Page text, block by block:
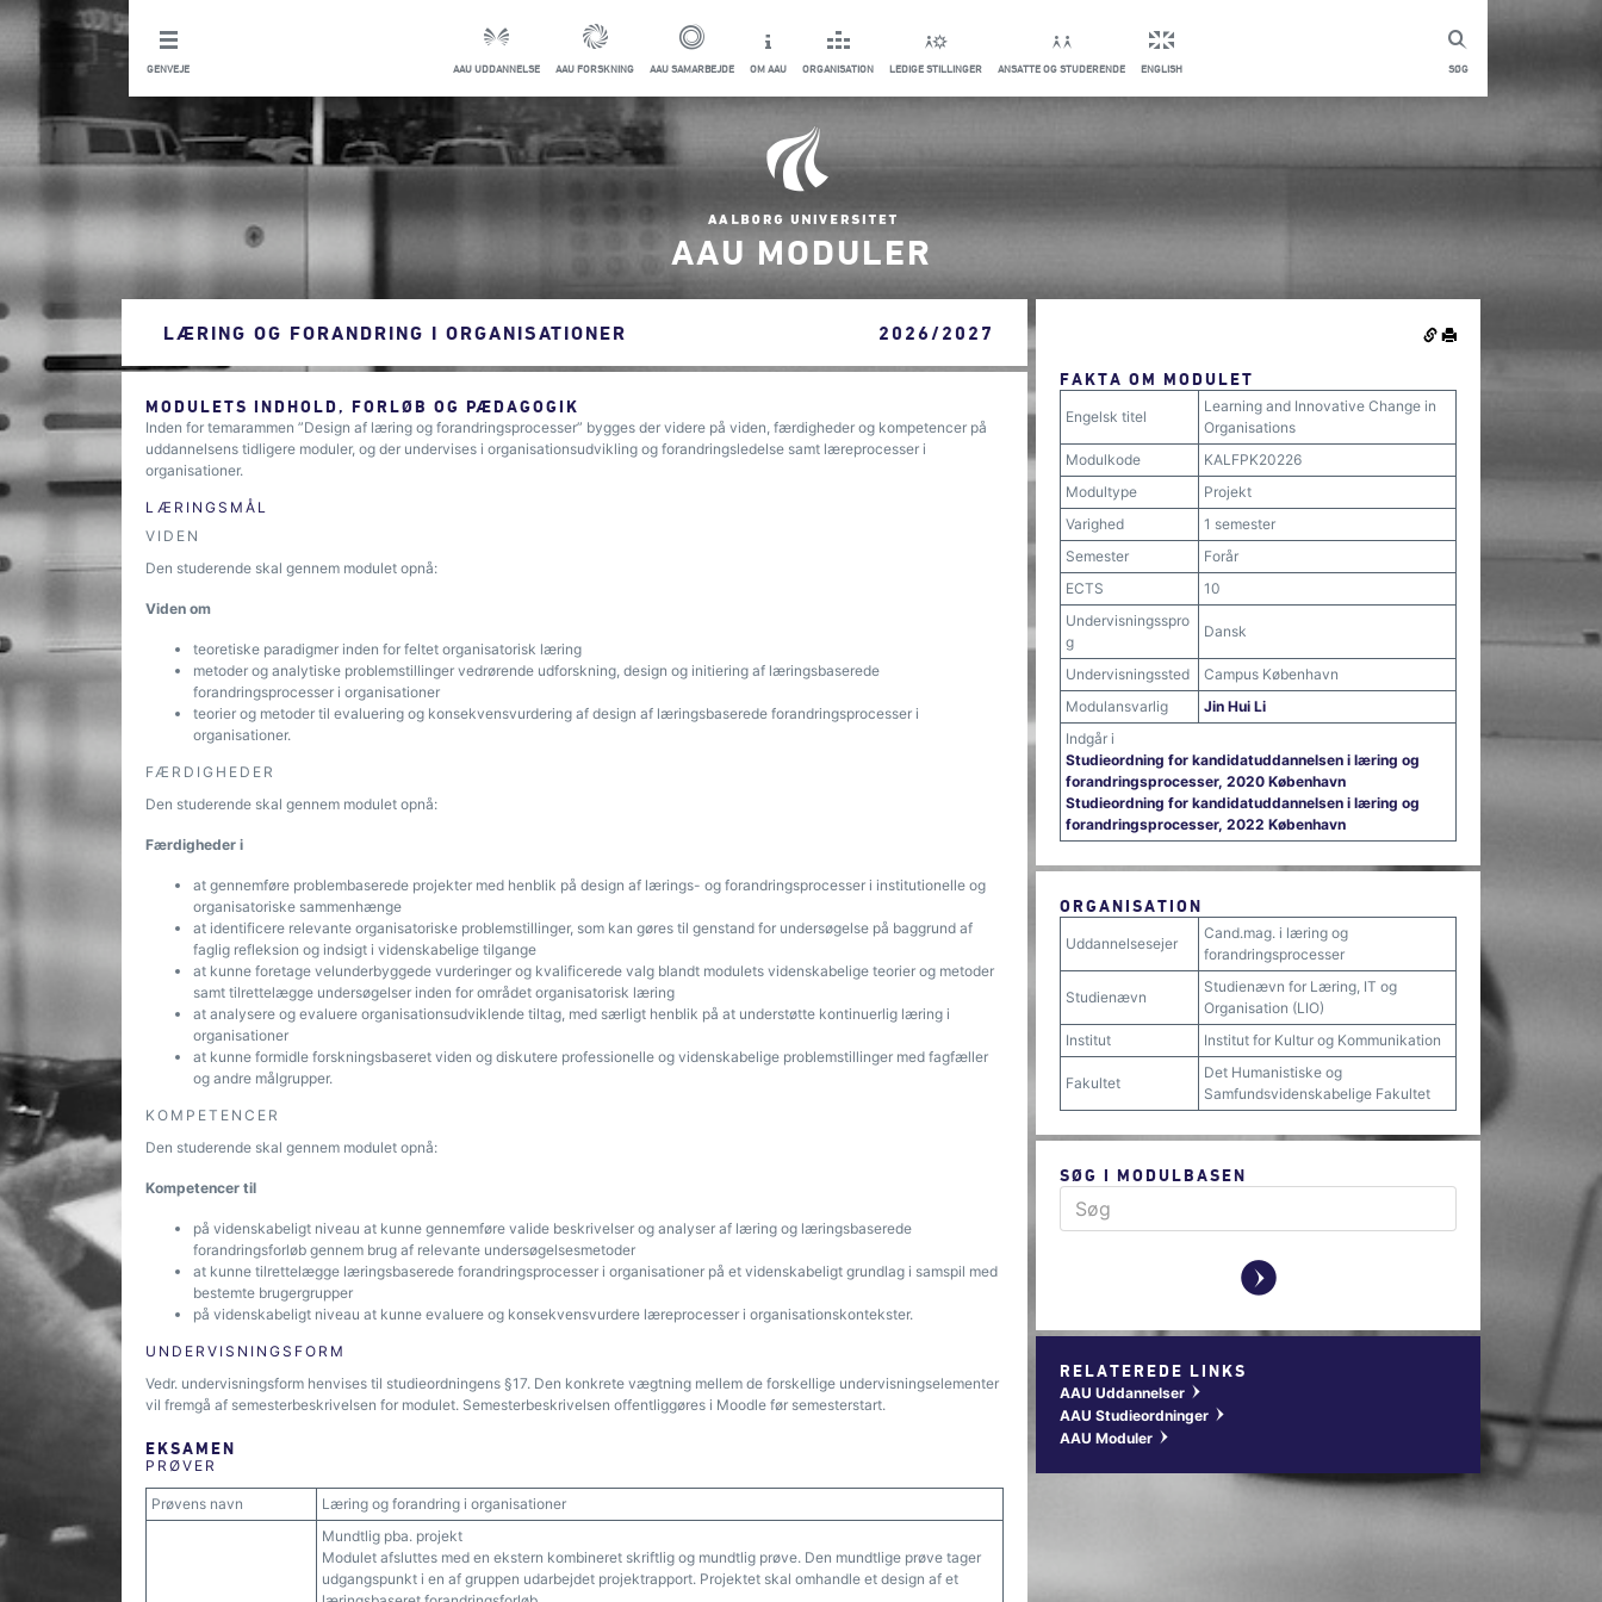
SØG
GENVEJE AAU UDDANNELSE AAU FORSKNING AAU SAMARBEJDE OM AAU ORGANISATION LEDIGE STILLINGER ANSATTE OG STUDERENDE ENGLISH
AAU MODULER
LÆRING OG FORANDRING I ORGANISATIONER 2026/2027
MODULETS INDHOLD, FORLØB OG PÆDAGOGIK
Inden for temarammen ”Design af læring og forandringsprocesser” bygges der videre på viden, færdigheder og kompetencer på
uddannelsens tidligere moduler, og der undervises i organisationsudvikling og forandringsledelse samt læreprocesser i
organisationer.
LÆRINGSMÅL
VIDEN
Den studerende skal gennem modulet opnå:
Viden om
teoretiske paradigmer inden for feltet organisatorisk læring
metoder og analytiske problemstillinger vedrørende udforskning, design og initiering af læringsbaserede
forandringsprocesser i organisationer
teorier og metoder til evaluering og konsekvensvurdering af design af læringsbaserede forandringsprocesser i
organisationer.
FÆRDIGHEDER
Den studerende skal gennem modulet opnå:
Færdigheder i
at gennemføre problembaserede projekter med henblik på design af lærings- og forandringsprocesser i institutionelle og
organisatoriske sammenhænge
at identificere relevante organisatoriske problemstillinger, som kan gøres til genstand for undersøgelse på baggrund af
faglig refleksion og indsigt i videnskabelige tilgange
at kunne foretage velunderbyggede vurderinger og kvalificerede valg blandt modulets videnskabelige teorier og metoder
samt tilrettelægge undersøgelser inden for området organisatorisk læring
at analysere og evaluere organisationsudviklende tiltag, med særligt henblik på at understøtte kontinuerlig læring i
organisationer
at kunne formidle forskningsbaseret viden og diskutere professionelle og videnskabelige problemstillinger med fagfæller
og andre målgrupper.
KOMPETENCER
Den studerende skal gennem modulet opnå:
Kompetencer til
på videnskabeligt niveau at kunne gennemføre valide beskrivelser og analyser af læring og læringsbaserede
forandringsforløb gennem brug af relevante undersøgelsesmetoder
at kunne tilrettelægge læringsbaserede forandringsprocesser i organisationer på et videnskabeligt grundlag i samspil med
bestemte brugergrupper
på videnskabeligt niveau at kunne evaluere og konsekvensvurdere læreprocesser i organisationskontekster.
UNDERVISNINGSFORM
Vedr. undervisningsform henvises til studieordningens §17. Den konkrete vægtning mellem de forskellige undervisningselementer
vil fremgå af semesterbeskrivelsen for modulet. Semesterbeskrivelsen offentliggøres i Moodle før semesterstart.
EKSAMEN
PRØVER
Prøvens navn
Læring og forandring i organisationer
Mundtlig pba. projekt
Modulet afsluttes med en ekstern kombineret skriftlig og mundtlig prøve. Den mundtlige prøve tager
udgangspunkt i en af gruppen udarbejdet projektrapport. Projektet skal omhandle et design af et
FAKTA OM MODULET
Engelsk titel
Learning and Innovative Change in
Organisations
Modulkode
KALFPK20226
Modultype
Projekt
Varighed
1 semester
Semester
Forår
ECTS
10
Undervisningsspro
g
Dansk
Undervisningssted
Campus København
Modulansvarlig
Jin Hui Li
Indgår i
Studieordning for kandidatuddannelsen i læring og
forandringsprocesser, 2020 København
Studieordning for kandidatuddannelsen i læring og
forandringsprocesser, 2022 København
ORGANISATION
Uddannelsesejer
Cand.mag. i læring og
forandringsprocesser
Studienævn
Studienævn for Læring, IT og
Organisation (LIO)
Institut
Institut for Kultur og Kommunikation
Fakultet
Det Humanistiske og
Samfundsvidenskabelige Fakultet
SØG I MODULBASEN
y
RELATEREDE LINKS
AAU Uddannelser w
AAU Studieordninger w
AAU Moduler w